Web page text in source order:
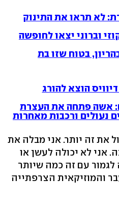
לא תראו את התינוק
וברוני יצאו לחופשה
בטוח שזו בת
הוצא להורג
אשה פתחה את העצרת
נעולים ורכבות מאחרות
את זה יותר. אני מבלה את
אני לא יכולה לעשן או
לגמור עם זה כמה שיותר
והמוזיקאית הצרפתייה